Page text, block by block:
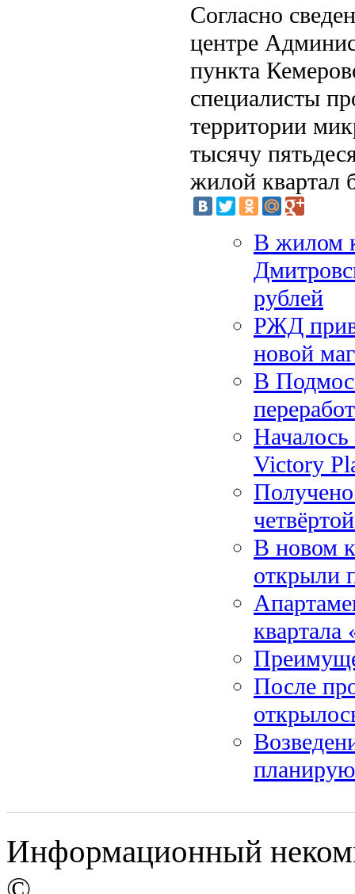
Согласно
центре
пункта
специалисты
территории
тысячу
жилой квартал
В жилом
рублей
РЖД
новой
В
Началось
Victory
Получено
В новом
открыли
квартала
После
Информационный